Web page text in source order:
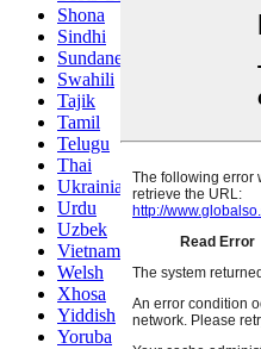
Shona
Sindhi
Sundanese
Swahili
Tajik
Tamil
Telugu
Thai
Ukrainian
Urdu
Uzbek
Vietnamese
Welsh
Xhosa
Yiddish
Yoruba